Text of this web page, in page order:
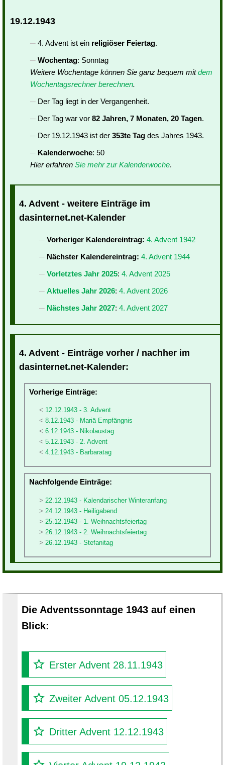
19.12.1943
4. Advent ist ein religiöser Feiertag.
Wochentag: Sonntag
Weitere Wochentage können Sie ganz bequem mitdem
Wochentagsrechner berechnen.
Der Tag liegt in der Vergangenheit.
Der Tag war vor 82 Jahren, 7 Monaten, 20 Tagen.
Der 19.12.1943 ist der 353te Tag des Jahres 1943.
Kalenderwoche: 50
Hier erfahren Sie mehr zur Kalenderwoche.
4. Advent - weitere Einträge im
dasinternet.net-Kalender
Vorheriger Kalendereintrag: 4. Advent 1942
Nächster Kalendereintrag: 4. Advent 1944
Vorletztes Jahr 2025: 4. Advent 2025
Aktuelles Jahr 2026: 4. Advent 2026
Nächstes Jahr 2027: 4. Advent 2027
4. Advent - Einträge vorher / nachher im
dasinternet.net-Kalender:
Vorherige Einträge:
12.12.1943 - 3. Advent
8.12.1943 - Mariä Empfängnis
6.12.1943 - Nikolaustag
5.12.1943 - 2. Advent
4.12.1943 - Barbaratag
Nachfolgende Einträge:
22.12.1943 - Kalendarischer Winteranfang
24.12.1943 - Heiligabend
25.12.1943 - 1. Weihnachtsfeiertag
26.12.1943 - 2. Weihnachtsfeiertag
26.12.1943 - Stefanitag
Die Adventssonntage 1943 auf einen
Blick:
Erster Advent 28.11.1943
Zweiter Advent 05.12.1943
Dritter Advent 12.12.1943